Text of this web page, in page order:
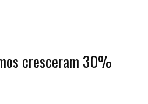
cresceram 30%